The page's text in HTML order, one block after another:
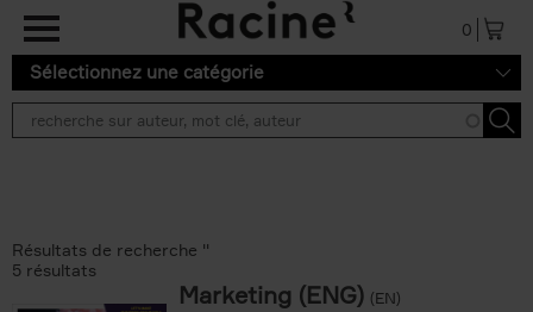
Aller au contenu principal
0
Sélectionnez une catégorie
Résultats de recherche ''
5 résultats
Marketing (ENG) (EN)